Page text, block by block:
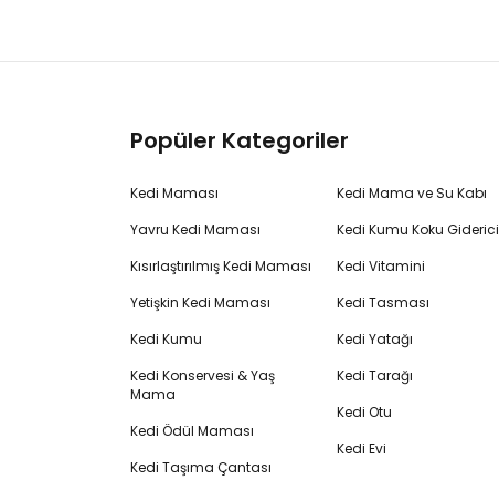
Popüler Kategoriler
Kedi Maması
Yavru Kedi Maması
Kısırlaştırılmış Kedi Maması
Yetişkin Kedi Maması
Kedi Kumu
Kedi Konservesi & Yaş
Mama
Kedi Ödül Maması
Kedi Taşıma Çantası
Kedi Mama ve Su Kabı
Kedi Kumu Koku Giderici
Kedi Vitamini
Kedi Tasması
Kedi Yatağı
Kedi Tarağı
Kedi Otu
Kedi Evi